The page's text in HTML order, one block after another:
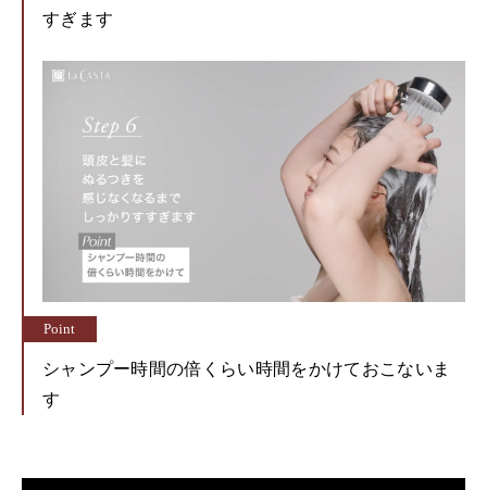
すぎます
シャンプー時間の倍くらい時間をかけておこないま
す